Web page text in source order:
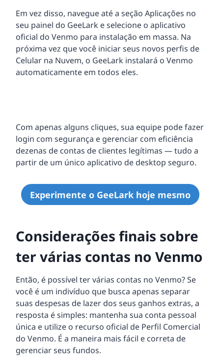
Em vez disso, navegue até a seção Aplicações no
seu painel do GeeLark e selecione o aplicativo
oficial do Venmo para instalação em massa. Na
próxima vez que você iniciar seus novos perfis de
Celular na Nuvem, o GeeLark instalará o Venmo
automaticamente em todos eles.
Com apenas alguns cliques, sua equipe pode fazer
login com segurança e gerenciar com eficiência
dezenas de contas de clientes legítimas — tudo a
partir de um único aplicativo de desktop seguro.
Experimente o GeeLark hoje mesmo
Considerações finais sobre
ter várias contas no Venmo
Então, é possível ter várias contas no Venmo? Se
você é um indivíduo que busca apenas separar
suas despesas de lazer dos seus ganhos extras, a
resposta é simples: mantenha sua conta pessoal
única e utilize o recurso oficial de Perfil Comercial
do Venmo. É a maneira mais fácil e correta de
gerenciar seus fundos.